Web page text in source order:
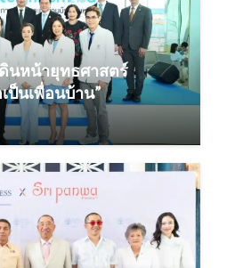
ดินหน้ายุทธศาสตร์
ป็นเพื่อนบ้าน”